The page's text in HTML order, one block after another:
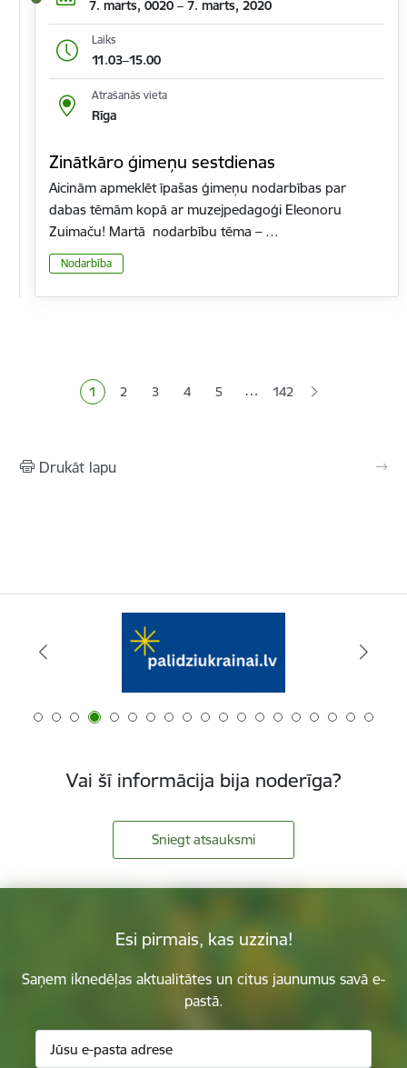
7. marts, 0020 – 7. marts, 2020
Laiks
11.03–15.00
Atrašanās vieta
Rīga
Zinātkāro ģimeņu sestdienas
Aicinām apmeklēt īpašas ģimeņu nodarbības par
dabas tēmām kopā ar muzejpedagoģi Eleonoru
Zuimaču! Martā nodarbību tēma – …
Nodarbība
Pašreizējā lapa
1 Lapa
2 Lapa
3 Lapa
4 Lapa
5 … 142
Drukāt lapu
Vai šī informācija bija noderīga?
Sniegt atsauksmi
Esi pirmais, kas uzzina!
Saņem iknedēļas aktualitātes un citus jaunumus savā e-
pastā.